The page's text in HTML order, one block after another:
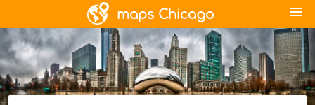
menu